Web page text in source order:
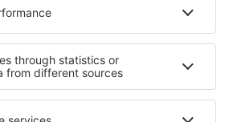
cazare - regiuni
Cazare în Danemarca
Cazare in Faroe Islands
Cazare în Durban